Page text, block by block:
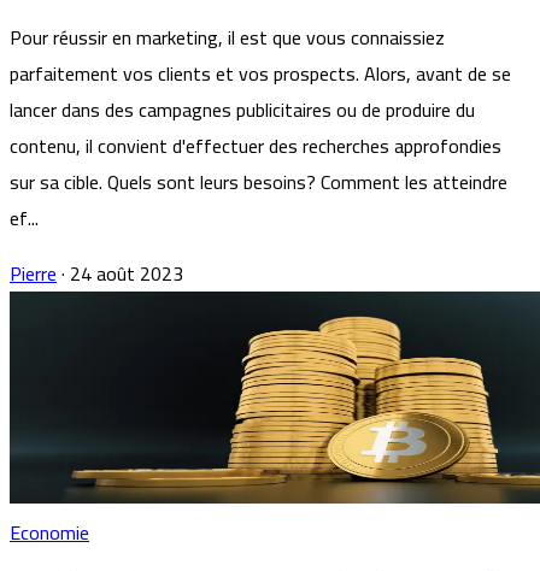
Pour réussir en marketing, il est que vous connaissiez
parfaitement vos clients et vos prospects. Alors, avant de se
lancer dans des campagnes publicitaires ou de produire du
contenu, il convient d'effectuer des recherches approfondies
sur sa cible. Quels sont leurs besoins? Comment les atteindre
ef...
Pierre· 24 août 2023
Economie